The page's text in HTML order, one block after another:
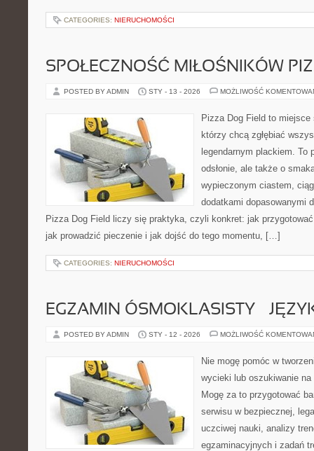
CATEGORIES: NIERUCHOMOŚCI
SPOŁECZNOŚĆ MIŁOŚNIKÓW
POSTED BY ADMIN STY - 13 - 2026 MOŻLIWOŚĆ
Pizza Dog Field to
którzy chcą zgłębiać
legendarnym plackiem. To
odsłonie, ale także o
wypieczonym ciastem,
dodatkami dopasowanymi
Pizza Dog Field liczy się praktyka, czyli konkret: jak
jak prowadzić pieczenie i jak dojść do tego momentu, […]
CATEGORIES: NIERUCHOMOŚCI
EGZAMIN ÓSMOKLASISTY –
POSTED BY ADMIN STY - 12 - 2026 MOŻLIWOŚĆ
Nie mogę pomóc w
wycieki lub oszukiwanie
Mogę za to przygotować
serwisu w bezpiecznej,
uczciwej nauki, analizy
egzaminacyjnych i zadań